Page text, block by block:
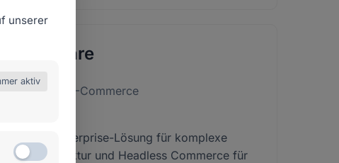
Shopware
Enterprise E-Commerce
deutsche Enterprise-Lösung für komplexe
first Architektur und Headless Commerce für
unserer
aktiv